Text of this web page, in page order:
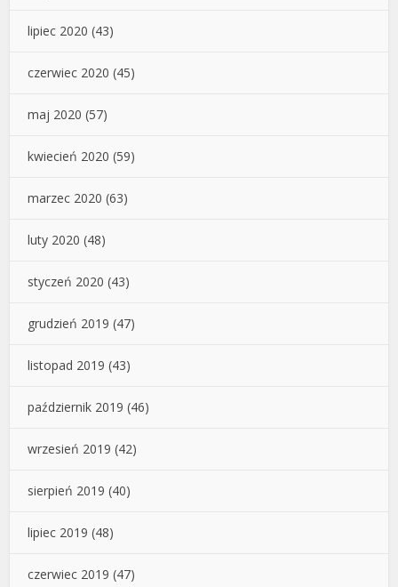
lipiec 2020 (43)
czerwiec 2020 (45)
maj 2020 (57)
kwiecień 2020 (59)
marzec 2020 (63)
luty 2020 (48)
styczeń 2020 (43)
grudzień 2019 (47)
listopad 2019 (43)
październik 2019 (46)
wrzesień 2019 (42)
sierpień 2019 (40)
lipiec 2019 (48)
czerwiec 2019 (47)